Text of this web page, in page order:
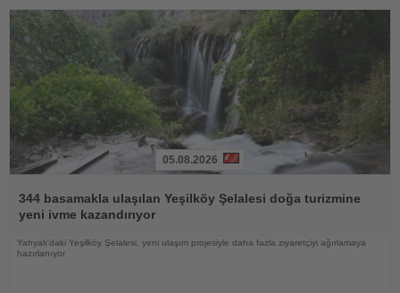
Oku
05.08.2026
344 basamakla ulaşılan Yeşilköy Şelalesi doğa turizmine
yeni ivme kazandırıyor
Yahyalı'daki Yeşilköy Şelalesi, yeni ulaşım projesiyle daha fazla ziyaretçiyi ağırlamaya
hazırlanıyor